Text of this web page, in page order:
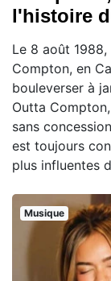
l'histoire
Le 8 août
Compton, en
bouleverser à
Outta
sans
est toujours
plus influentes
Musique